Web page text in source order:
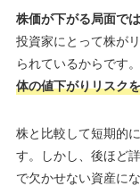
株価が下がる局面で
投資家にとって株が
られているからです
体の値下がりリスク
株と比較して短期的
す。しかし、後ほど
で欠かせない資産にな